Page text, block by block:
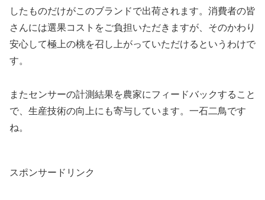
したものだけがこのブランドで出荷されます。消費者の皆
さんには選果コストをご負担いただきますが、そのかわり
安心して極上の桃を召し上がっていただけるというわけで
す。
またセンサーの計測結果を農家にフィードバックすること
で、生産技術の向上にも寄与しています。一石二鳥です
ね。
スポンサードリンク